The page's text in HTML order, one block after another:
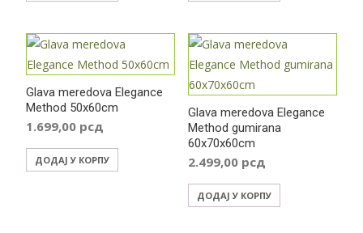
Glava meredova Elegance
Method 50x60cm
1.699,00 рсд
ДОДАЈ У КОРПУ
Glava meredova Elegance
Method gumirana
60x70x60cm
2.499,00 рсд
ДОДАЈ У КОРПУ